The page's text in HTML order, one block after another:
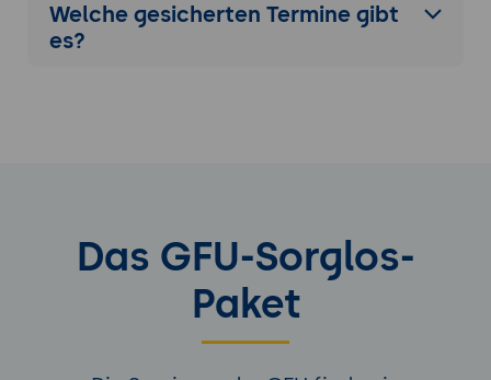
Welche gesicherten Termine gibt
es?
Das GFU-Sorglos-
Paket